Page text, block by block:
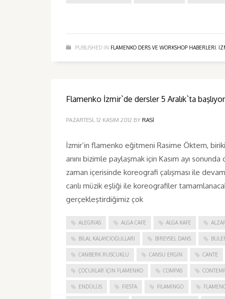
PUBLISHED IN FLAMENKO DERS VE WORKSHOP HABERLERI,
Flamenko İzmir`de dersler 5 Aralık`ta
PAZARTESI, 12 KASIM 2012 BY RASI
İzmir’in flamenko eğitmeni Rasime Öktem,
anını bizimle paylaşmak için Kasım ayı
zaman içerisinde koreografi çalışması ile
canlı müzik eşliği ile koreografiler
gerçekleştirdiğimiz çok
ALEGRIAS ALGA CAFE ALGA KAFE
BILAL KALAYCIOĞULLARI BIREYSEL DANS
CANBERK RUSCUKLU CANSU ERGIN CANTE
ÇOCUKLAR IÇIN FLAMENKO COMPAS
ENDÜLÜS FIESTA FILAMINGO